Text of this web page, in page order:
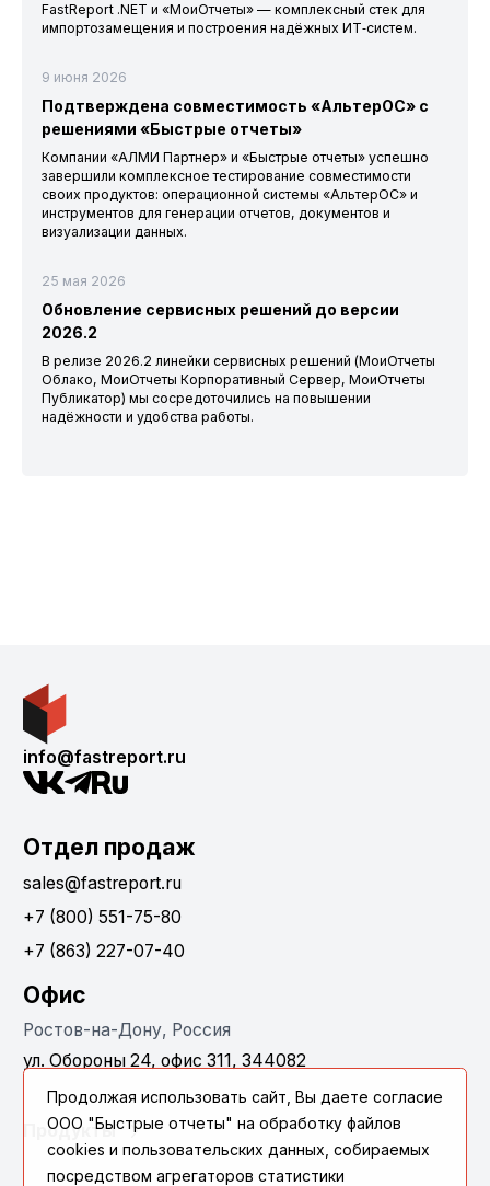
FastReport .NET и «МоиОтчеты» — комплексный стек для
импортозамещения и построения надёжных ИТ‑систем.
9 июня 2026
Подтверждена совместимость «АльтерОС» с
решениями «Быстрые отчеты»
Компании «АЛМИ Партнер» и «Быстрые отчеты» успешно
завершили комплексное тестирование совместимости
своих продуктов: операционной системы «АльтерОС» и
инструментов для генерации отчетов, документов и
визуализации данных.
25 мая 2026
Обновление сервисных решений до версии
2026.2
В релизе 2026.2 линейки сервисных решений (МоиОтчеты
Облако, МоиОтчеты Корпоративный Сервер, МоиОтчеты
Публикатор) мы сосредоточились на повышении
надёжности и удобства работы.
info@fastreport.ru
Отдел продаж
sales@fastreport.ru
+7 (800) 551-75-80
+7 (863) 227-07-40
Офис
Ростов-на-Дону, Россия
ул. Обороны 24, офис 311, 344082
Продукты
Продолжая использовать сайт, Вы даете согласие
ООО "Быстрые отчеты" на обработку файлов
cookies и пользовательских данных, собираемых
посредством агрегаторов статистики